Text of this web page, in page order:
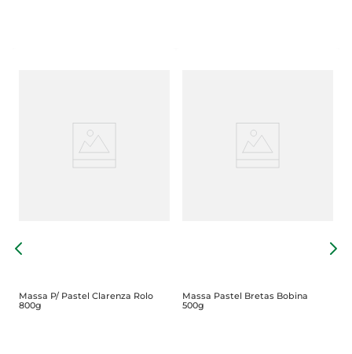
Massa P/ Pastel Clarenza Rolo
800g
Massa Pastel Bretas Bobina
500g